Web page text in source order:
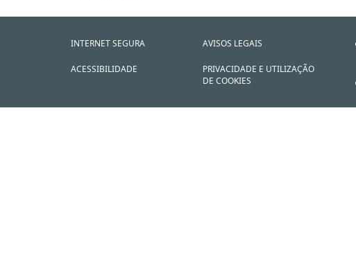
INTERNET SEGURA
ACESSIBILIDADE
AVISOS LEGAIS
PRIVACIDADE E UTILIZAÇÃO
DE COOKIES